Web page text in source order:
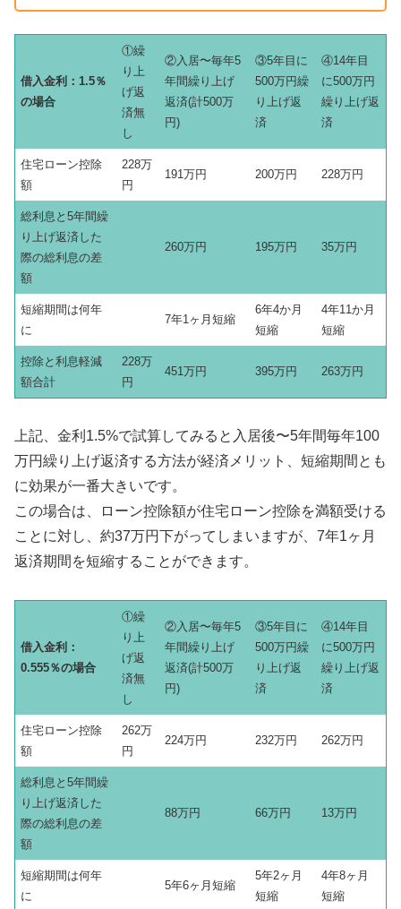
借入金利：1.5％
の場合
①繰
り上
げ返
済無
し
②入居〜毎年5
年間繰り上げ
返済(計500万
円)
③5年目に
500万円繰
り上げ返
済
④14年目
に500万円
繰り上げ返
済
住宅ローン控除
額
228万
円
191万円 200万円 228万円
総利息と5年間繰
り上げ返済した
際の総利息の差
額
260万円 195万円 35万円
短縮期間は何年
に
7年1ヶ月短縮
6年4か月
短縮
4年11か月
短縮
控除と利息軽減
額合計
228万
円
451万円 395万円 263万円
上記、金利1.5%で試算してみると入居後〜5年間毎年100
万円繰り上げ返済する方法が経済メリット、短縮期間とも
に効果が一番大きいです。
この場合は、ローン控除額が住宅ローン控除を満額受ける
ことに対し、約37万円下がってしまいますが、7年1ヶ月
返済期間を短縮することができます。
借入金利：
0.555％の場合
①繰
り上
げ返
済無
し
②入居〜毎年5
年間繰り上げ
返済(計500万
円)
③5年目に
500万円繰
り上げ返
済
④14年目
に500万円
繰り上げ返
済
住宅ローン控除
額
262万
円
224万円 232万円 262万円
総利息と5年間繰
り上げ返済した
際の総利息の差
額
88万円 66万円 13万円
短縮期間は何年
に
5年6ヶ月短縮
5年2ヶ月
短縮
4年8ヶ月
短縮